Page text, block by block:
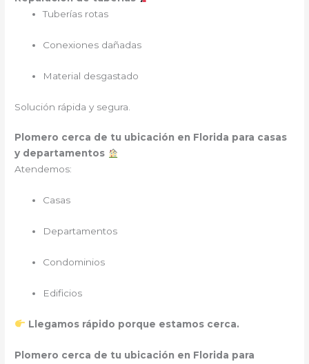
Tuberías rotas
Conexiones dañadas
Material desgastado
Solución rápida y segura.
Plomero cerca de tu ubicación en Florida para casas
y departamentos
Atendemos:
Casas
Departamentos
Condominios
Edificios
Llegamos rápido porque estamos cerca.
Plomero cerca de tu ubicación en Florida para